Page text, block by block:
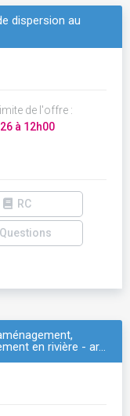
dispersion au
de l'offre :
à 12h00
RC
Questions
en rivière - ar…